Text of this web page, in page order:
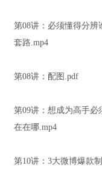
第08讲：必须懂得分
套路.mp4
第08讲：配图.pdf
第09讲：想成为高手
在在哪.mp4
第10讲：3大微博爆款